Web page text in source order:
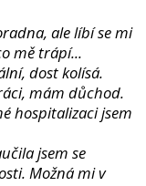
ale líbí se mi
mě trápí...
dost kolísá.
mám důchod.
hospitalizaci jsem
jsem se
Možná mi v